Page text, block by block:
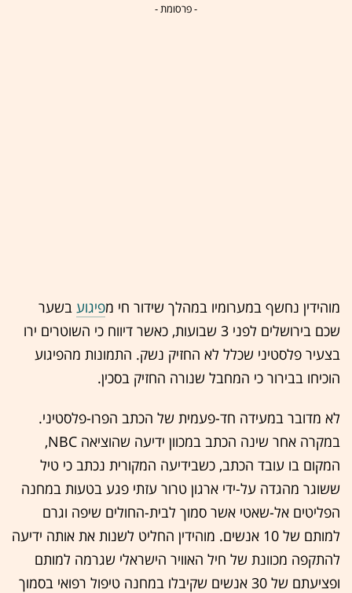
- פרסומת -
מוהידין נחשף במערומיו במהלך שידור חי מפיגוע בשער
שכם בירושלים לפני 3 שבועות, כאשר דיווח כי השוטרים ירו
בצעיר פלסטיני שכלל לא החזיק נשק. התמונות מהפיגוע
הוכיחו בבירור כי המחבל שנורה החזיק בסכין.
לא מדובר במעידה חד-פעמית של הכתב הפרו-פלסטיני.
במקרה אחר שינה הכתב במכוון ידיעה שהוציאה NBC,
המקום בו עובד הכתב, כשבידיעה המקורית נכתב כי טיל
ששוגר מהגדה על-ידי ארגון טרור עזתי פגע בטעות במחנה
הפליטים אל-שאטי אשר סמוך לבית-החולים שיפה וגרם
למותם של 10 אנשים. מוהידין החליט לשנות את אותה ידיעה
להתקפה מכוונת של חיל האוויר הישראלי שגרמה למותם
ופציעתם של 30 אנשים שקיבלו במחנה טיפול רפואי בסמוך